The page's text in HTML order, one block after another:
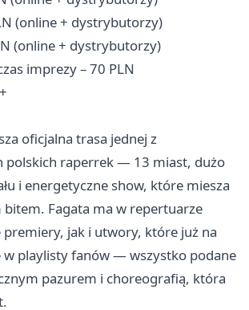
(online + dystrybutorzy)
(online + dystrybutorzy)
imprezy – 70 PLN
oficjalna trasa jednej z
polskich raperrek — 13 miast, dużo
i energetyczne show, które miesza
Fagata ma w repertuarze
premiery, jak i utwory, które już na
w playlisty fanów — wszystko podane
pazurem i choreografią, która